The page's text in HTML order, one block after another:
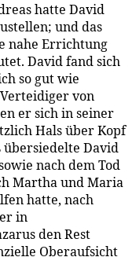
hatte David
und das
nahe Errichtung
David fand sich
so gut wie
von
er sich in seiner
Hals über Kopf
übersiedelte David
nach dem Tod
Martha und Maria
hatte, nach
in
den Rest
Oberaufsicht